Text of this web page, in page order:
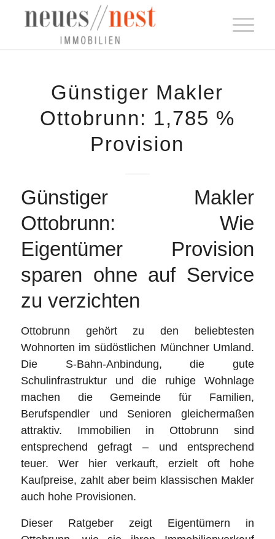
Günstiger Makler
Ottobrunn: 1,785 %
Provision
Günstiger Makler
Ottobrunn: Wie
Eigentümer Provision
sparen ohne auf Service
zu verzichten
Ottobrunn gehört zu den beliebtesten
Wohnorten im südöstlichen Münchner Umland.
Die S-Bahn-Anbindung, die gute
Schulinfrastruktur und die ruhige Wohnlage
machen die Gemeinde für Familien,
Berufspendler und Senioren gleichermaßen
attraktiv. Immobilien in Ottobrunn sind
entsprechend gefragt – und entsprechend
teuer. Wer hier verkauft, erzielt oft hohe
Kaufpreise, zahlt aber beim klassischen Makler
auch hohe Provisionen.
Dieser Ratgeber zeigt Eigentümern in